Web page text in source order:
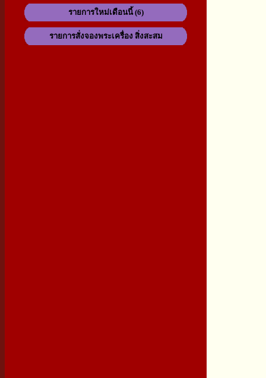
รายการใหม่เดือนนี้ (6)
รายการสั่งจองพระเครื่อง สิ่งสะสม